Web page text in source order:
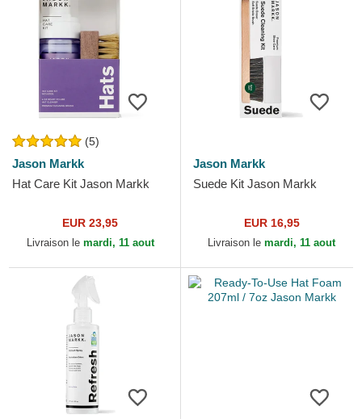
(5)
Jason Markk
Hat Care Kit Jason Markk
EUR 23,95
Livraison le mardi, 11 aout
Jason Markk
Suede Kit Jason Markk
EUR 16,95
Livraison le mardi, 11 aout